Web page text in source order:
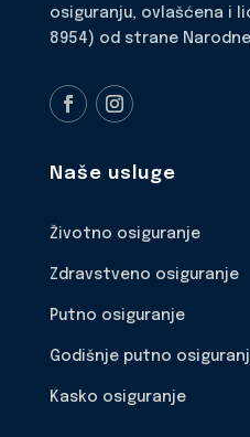
osiguranju, ovlašćena i
8954) od strane
Naše usluge
Životno osiguranje
Zdravstveno osiguranje
Putno osiguranje
Godišnje putno
Kasko osiguranje